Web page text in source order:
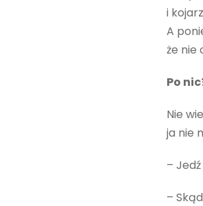
i
A
że nie
Po
Nie
ja nie
–
–